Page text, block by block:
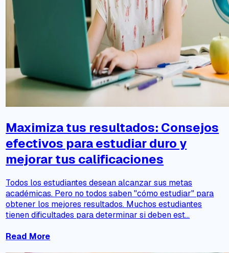
Maximiza tus resultados: Consejos
efectivos para estudiar duro y
mejorar tus calificaciones
Todos los estudiantes desean alcanzar sus metas
académicas. Pero no todos saben "cómo estudiar" para
obtener los mejores resultados. Muchos estudiantes
tienen dificultades para determinar si deben est...
Read More